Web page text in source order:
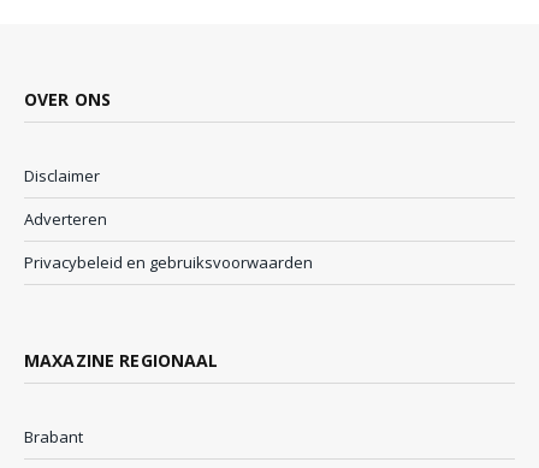
OVER ONS
Disclaimer
Adverteren
Privacybeleid en gebruiksvoorwaarden
MAXAZINE REGIONAAL
Brabant